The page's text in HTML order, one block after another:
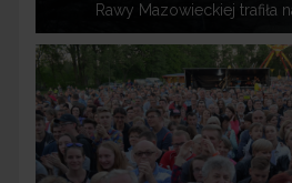
Rawy Mazowieckiej trafiła